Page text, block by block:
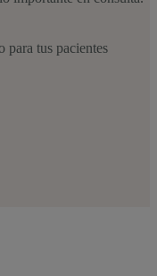
para tus pacientes